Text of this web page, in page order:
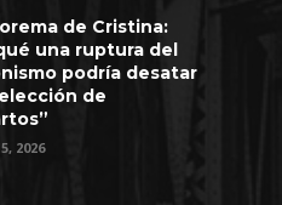
de Cristina:
una ruptura del
podría desatar
de
2026